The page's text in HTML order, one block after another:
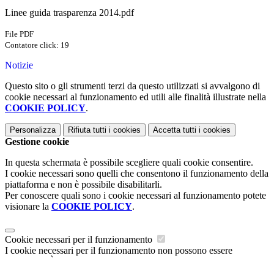
Linee guida trasparenza 2014.pdf
File PDF
Contatore click: 19
Notizie
Questo sito o gli strumenti terzi da questo utilizzati si avvalgono di
cookie necessari al funzionamento ed utili alle finalità illustrate nella
COOKIE POLICY.
Personalizza Rifiuta tutti i cookies Accetta tutti i cookies
Gestione cookie
In questa schermata è possibile scegliere quali cookie consentire.
I cookie necessari sono quelli che consentono il funzionamento della
piattaforma e non è possibile disabilitarli.
Per conoscere quali sono i cookie necessari al funzionamento potete
visionare la COOKIE POLICY.
Cookie necessari per il funzionamento
I cookie necessari per il funzionamento non possono essere